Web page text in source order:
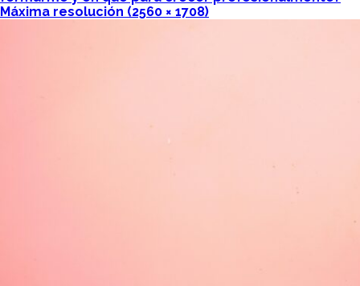
Máxima resolución (2560 × 1708)